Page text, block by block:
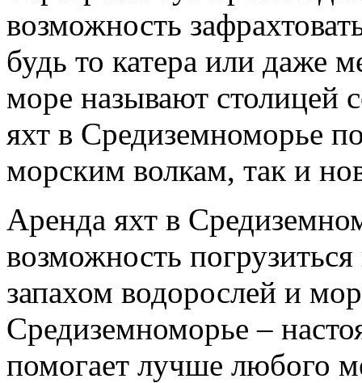
возможность
будь то катера или даже
море называют столицей
яхт в Средиземноморье
морским волкам, так и
Аренда яхт в
возможность
запахом водорослей и
Средиземноморье –
помогает лучше любого